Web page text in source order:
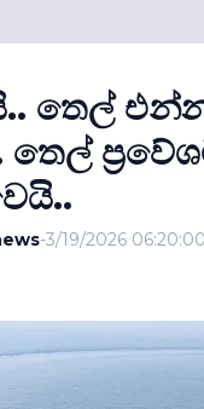
තෙල්
-3/19/2026